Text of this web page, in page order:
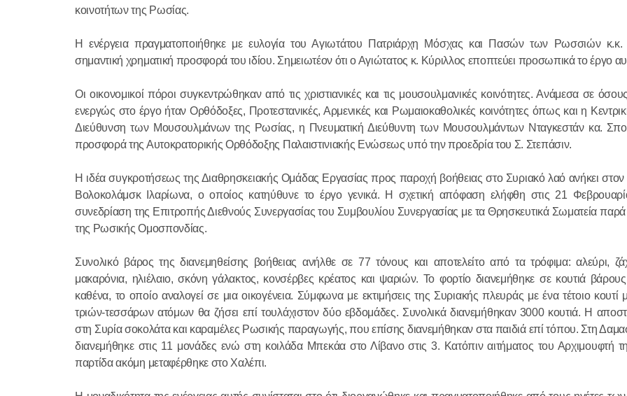
κοινοτήτων της Ρωσίας.
Η ενέργεια πραγματοποιήθηκε με ευλογία του Αγιωτάτου Πατριάρχη Μόσχας και Πασών των Ρωσσιών κ.κ.
σημαντική χρηματική προσφορά του ιδίου. Σημειωτέον ότι ο Αγιώτατος κ. Κύριλλος εποπτεύει προσωπικά το έργο
Οι οικονομικοί πόροι συγκεντρώθηκαν από τις χριστιανικές και τις μουσουλμανικές κοινότητες. Ανάμεσα σε
ενεργώς στο έργο ήταν Ορθόδοξες, Προτεστανικές, Αρμενικές και Ρωμαιοκαθολικές κοινότητες όπως και η
Διεύθυνση των Μουσουλμάνων της Ρωσίας, η Πνευματική Διεύθυντη των Μουσουλμάντων Νταγκεστάν κα.
προσφορά της Αυτοκρατορικής Ορθόδοξης Παλαιστινιακής Ενώσεως υπό την προεδρία του Σ. Στεπάσιν.
Η ιδέα συγκροτήσεως της Διαθρησκειακής Ομάδας Εργασίας προς παροχή βοήθειας στο Συριακό λαό ανήκει
Βολοκολάμσκ Ιλαρίωνα, ο οποίος κατηύθυνε το έργο γενικά. Η σχετική απόφαση ελήφθη στις 21
συνεδρίαση της Επιτροπής Διεθνούς Συνεργασίας του Συμβουλίου Συνεργασίας με τα Θρησκευτικά Σωματεία
της Ρωσικής Ομοσπονδίας.
Συνολικό βάρος της διανεμηθείσης βοήθειας ανήλθε σε 77 τόνους και αποτελείτο από τα τρόφιμα: αλεύρι,
μακαρόνια, ηλιέλαιο, σκόνη γάλακτος, κονσέρβες κρέατος και ψαριών. Το φορτίο διανεμήθηκε σε κουτιά
καθένα, το οποίο αναλογεί σε μια οικογένεια. Σύμφωνα με εκτιμήσεις της Συριακής πλευράς με ένα τέτοιο κουτί
τριών-τεσσάρων ατόμων θα ζήσει επί τουλάχιστον δύο εβδομάδες. Συνολικά διανεμήθηκαν 3000 κουτιά. Η
στη Συρία σοκολάτα και καραμέλες Ρωσικής παραγωγής, που επίσης διανεμήθηκαν στα παιδιά επί τόπου. Στη
διανεμήθηκε στις 11 μονάδες ενώ στη κοιλάδα Μπεκάα στο Λίβανο στις 3. Κατόπιν αιτήματος του Αρχιμουφτή
παρτίδα ακόμη μεταφέρθηκε στο Χαλέπι.
18.12.2025
Ο
Σερβίας
18.12.2025
ΘΕΙΑ